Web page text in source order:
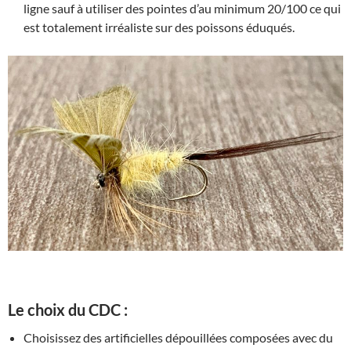
ligne sauf à utiliser des pointes d’au minimum 20/100 ce qui
est totalement irréaliste sur des poissons éduqués.
Le choix du CDC :
Choisissez des artificielles dépouillées composées avec du